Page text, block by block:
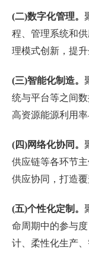
(二)数字化管理。
程、管理系统和
理模式创新，提升
(三)智能化制造。
统与平台等之间
高资源能源利用
(四)网络化协同。
供应链等各环节
供应协同，打造
(五)个性化定制。
命周期中的参与
计、柔性化生产